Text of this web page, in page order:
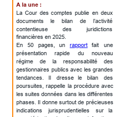
A la une :
La Cour des comptes publie en deux
documents
le bilan de
l’activité
contentieuse
des
juridictions
financières en 2025.
En
50 pages, un rapport fait
une
présentation
rapide du
nouveau
régime
de la responsabilité
des
gestionnaires publics avec les grandes
tendances.
Il dresse le bilan
des
poursuites, rappelle la procédure avec
les suites données dans les différentes
phases. Il donne surtout de précieuses
indications
jurisprudentielles sur
la